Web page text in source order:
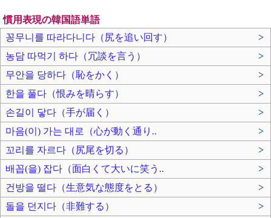
慣用表現の韓国語単語
꽁무니를 따라다니다（尻を追い回す）
>
농담 따먹기 하다（冗談を言う）
>
무안을 당하다（恥をかく）
>
한을 풀다（恨みを晴らす）
>
손길이 닿다（手が届く）
>
마음(이) 가는 대로（心が動く通り..
>
꼬리를 자르다（尻尾を切る）
>
배꼽(을) 잡다（面白くて大いに笑う..
>
건방을 떨다（生意気な態度をとる）
>
돌을 던지다（非難する）
>